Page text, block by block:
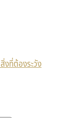
งที่ต้องระวัง